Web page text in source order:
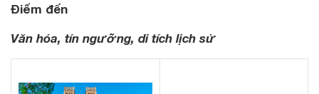
Điểm đến
Văn hóa, tín ngưỡng, di tích lịch sử